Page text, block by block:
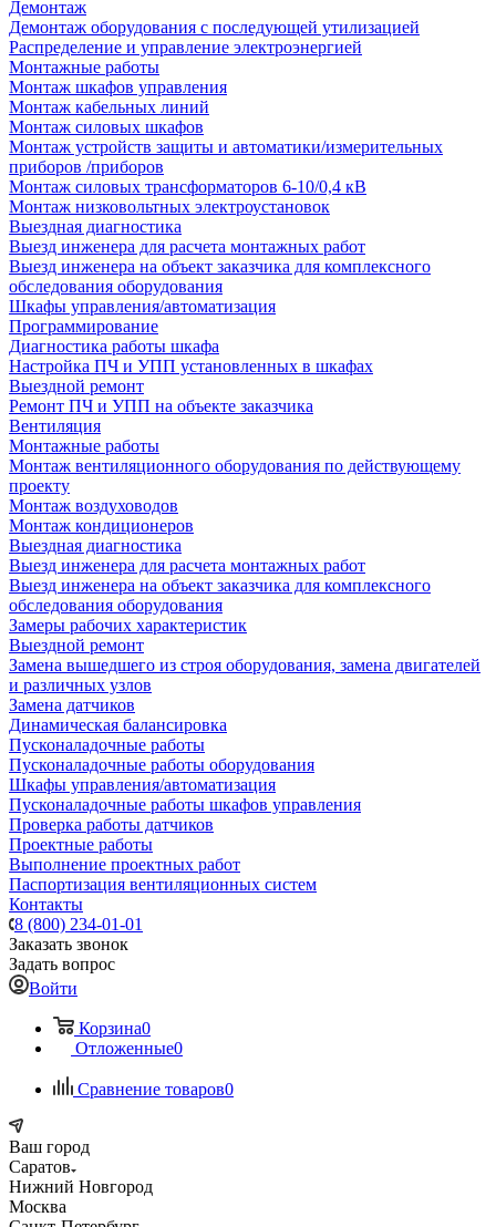
Демонтаж
Демонтаж оборудования с последующей утилизацией
Распределение и управление электроэнергией
Монтажные работы
Монтаж шкафов управления
Монтаж кабельных линий
Монтаж силовых шкафов
Монтаж устройств защиты и автоматики/измерительных
приборов /приборов
Монтаж силовых трансформаторов 6-10/0,4 кВ
Монтаж низковольтных электроустановок
Выездная диагностика
Выезд инженера для расчета монтажных работ
Выезд инженера на объект заказчика для комплексного
обследования оборудования
Шкафы управления/автоматизация
Программирование
Диагностика работы шкафа
Настройка ПЧ и УПП установленных в шкафах
Выездной ремонт
Ремонт ПЧ и УПП на объекте заказчика
Вентиляция
Монтажные работы
Монтаж вентиляционного оборудования по действующему
проекту
Монтаж воздуховодов
Монтаж кондиционеров
Выездная диагностика
Выезд инженера для расчета монтажных работ
Выезд инженера на объект заказчика для комплексного
обследования оборудования
Замеры рабочих характеристик
Выездной ремонт
Замена вышедшего из строя оборудования, замена двигателей
и различных узлов
Замена датчиков
Динамическая балансировка
Пусконаладочные работы
Пусконаладочные работы оборудования
Шкафы управления/автоматизация
Пусконаладочные работы шкафов управления
Проверка работы датчиков
Проектные работы
Выполнение проектных работ
Паспортизация вентиляционных систем
Контакты
8 (800) 234-01-01
Заказать звонок
Задать вопрос
Войти
Корзина0
Отложенные0
Сравнение товаров0
Ваш город
Саратов
Нижний Новгород
Москва